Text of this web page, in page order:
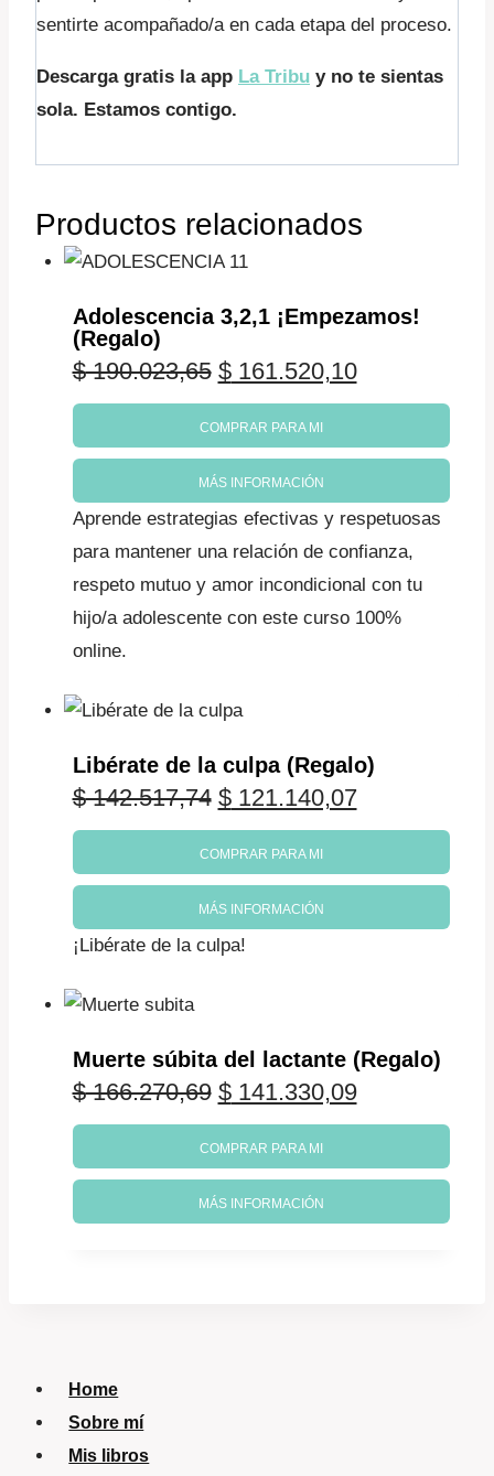
sentirte acompañado/a en cada etapa del proceso.
Descarga gratis la app La Tribu y no te sientas
sola. Estamos contigo.
Productos relacionados
Adolescencia 3,2,1 ¡Empezamos!
(Regalo)
$190.023,65 El
precio
original
era:
$ 190.023,65.
$161.520,10El
precio
actual
es:
$
COMPRAR PARA MI
MÁS INFORMACIÓN
Aprende estrategias efectivas y respetuosas
para mantener una relación de confianza,
respeto mutuo y amor incondicional con tu
hijo/a adolescente con este curso 100%
online.
Libérate de la culpa (Regalo)
$142.517,74 El
precio
original
era:
$121.140,07El
precio
actual
es:
COMPRAR PARA MI
MÁS INFORMACIÓN
¡Libérate de la culpa!
Muerte súbita del lactante (Regalo)
$166.270,69 El
precio
original
era:
$141.330,09El
precio
actual
es:
COMPRAR PARA MI
MÁS INFORMACIÓN
Home
Sobre mí
Mis libros